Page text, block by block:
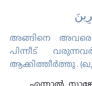
അങ്ങിനെ
പിന്നീട്‌
ആക്കിത്തീർത്തു .